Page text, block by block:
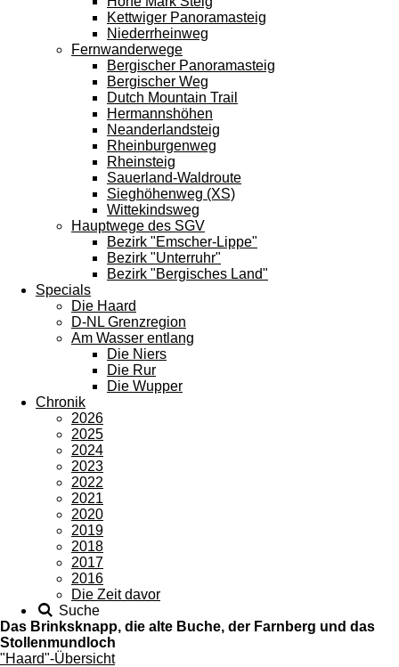
Kettwiger Panoramasteig
Niederrheinweg
Fernwanderwege
Bergischer Panoramasteig
Bergischer Weg
Dutch Mountain Trail
Hermannshöhen
Neanderlandsteig
Rheinburgenweg
Rheinsteig
Sauerland-Waldroute
Sieghöhenweg (XS)
Wittekindsweg
Hauptwege des SGV
Bezirk "Emscher-Lippe"
Bezirk "Unterruhr"
Bezirk "Bergisches Land"
Specials
Die Haard
D-NL Grenzregion
Am Wasser entlang
Die Niers
Die Rur
Die Wupper
Chronik
2026
2025
2024
2023
2022
2021
2020
2019
2018
2017
2016
Die Zeit davor
Suche
Das Brinksknapp, die alte Buche, der Farnberg und das
Stollenmundloch
"Haard"-Übersicht